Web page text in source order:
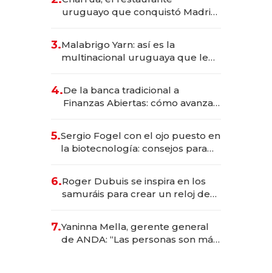
millones
uruguayo que conquistó Madrid:
anticipación y prepara apertura
3.Malabrigo Yarn: así es la
multinacional uruguaya que le
4.De la banca tradicional a
Finanzas Abiertas: cómo avanza
5.Sergio Fogel con el ojo puesto en
la biotecnología: consejos para
6.Roger Dubuis se inspira en los
samuráis para crear un reloj de
7.Yaninna Mella, gerente general
de ANDA: “Las personas son más